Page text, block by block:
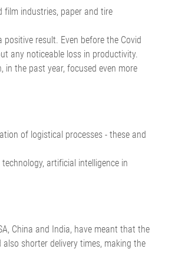
film industries, paper and tire
result. Even before the Covid
any noticeable loss in productivity.
in the past year, focused even more
of logistical processes - these and
artificial intelligence in
China and India, have meant that the
shorter delivery times, making the